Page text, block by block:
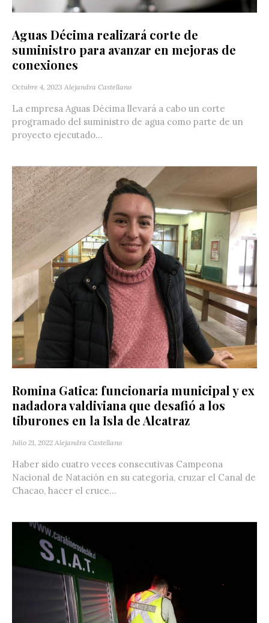
Aguas Décima realizará corte de
suministro para avanzar en mejoras de
conexiones
Octubre 4, 2023 Alejandra Castellano
La empresa Aguas Décima llevará a cabo un corte
programado del suministro de agua como parte de un
proyecto ejecutado...
Romina Gatica: funcionaria municipal y ex
nadadora valdiviana que desafió a los
tiburones en la Isla de Alcatraz
Julio 21, 2022 Alejandra Castellano
Haber sido cuatro veces consecutivas Campeona
Nacional de Natación en su categoría, cruzar el Canal de
Chacao, hacer el cruce...